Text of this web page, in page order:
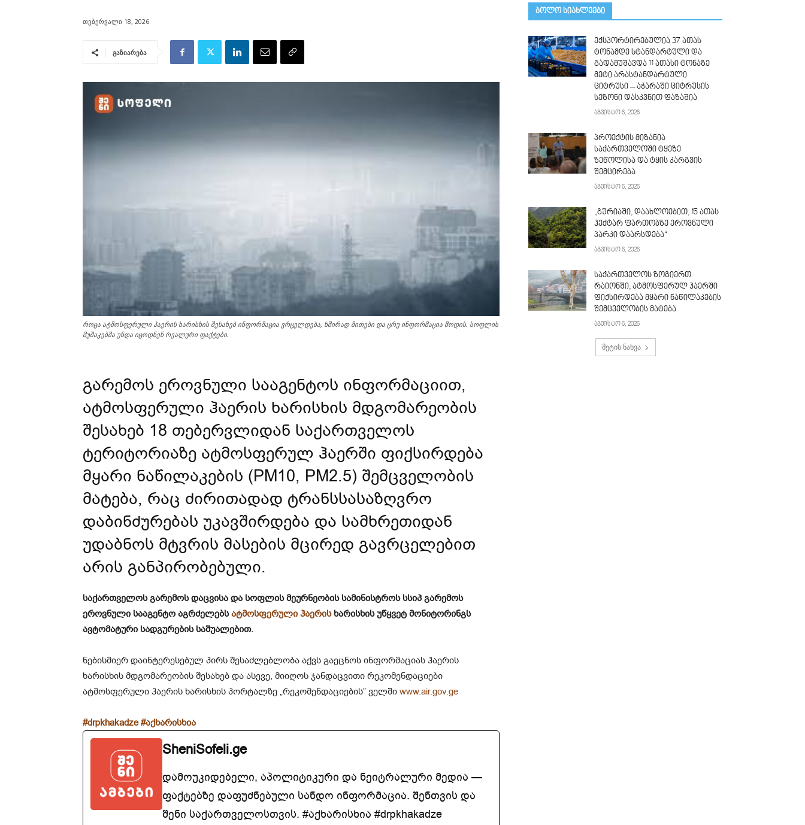
თებერვალი 18, 2026
გაზიარება
როცა ატმოსფერული ჰაერის ხარისხის შესახებ ინფორმაცია ვრცელდება, ხშირად მითები და ცრუ ინფორმაცია მოდის. სოფლის
მუშაკებმა უნდა იცოდნენ რეალური ფაქტები.
გარემოს ეროვნული სააგენტოს ინფორმაციით,
ატმოსფერული ჰაერის ხარისხის მდგომარეობის
შესახებ 18 თებერვლიდან საქართველოს
ტერიტორიაზე ატმოსფერულ ჰაერში ფიქსირდება
მყარი ნაწილაკების (PM10, PM2.5) შემცველობის
მატება, რაც ძირითადად ტრანსსასაზღვრო
დაბინძურებას უკავშირდება და სამხრეთიდან
უდაბნოს მტვრის მასების მცირედ გავრცელებით
არის განპირობებული.
საქართველოს გარემოს დაცვისა და სოფლის მეურნეობის სამინისტროს სსიპ გარემოს
ეროვნული სააგენტო აგრძელებსატმოსფერული ჰაერისხარისხის უწყვეტ მონიტორინგს
ავტომატური სადგურების საშუალებით.
ნებისმიერ დაინტერესებულ პირს შესაძლებლობა აქვს გაეცნოს ინფორმაციას ჰაერის
ხარისხის მდგომარეობის შესახებ და ასევე, მიიღოს ჯანდაცვითი რეკომენდაციები
ატმოსფერული ჰაერის ხარისხის პორტალზე „რეკომენდაციების” ველში www.air.gov.ge
#drpkhakadze #აქხარისხია
SheniSofeli.ge
დამოუკიდებელი, აპოლიტიკური და ნეიტრალური მედია —
ფაქტებზე დაფუძნებული სანდო ინფორმაცია. შენთვის და
შენი საქართველოსთვის. #აქხარისხია #drpkhakadze
ᲑᲝᲚᲝ ᲡᲘᲐᲮᲚᲔᲔᲑᲘ
ექსპორტირებულია 37 ათას
ტონამდე სტანდარტული და
გადამუშავდა 11 ათასი ტონაზე
მეტი არასტანდარტული
ციტრუსი – აჭარაში ციტრუსის
სეზონი დასკვნით ფაზაშია
აგვისტო 6, 2026
პროექტის მიზანია
საქართველოში ტყეზე
ზეწოლისა და ტყის კარგვის
შემცირება
აგვისტო 6, 2026
„გურიაში, დაახლოებით, 15 ათას
ჰექტარ ფართობზე ეროვნული
პარკი დაარსდება“
აგვისტო 6, 2026
საქართველოს ზოგიერთ
რაიონში, ატმოსფერულ ჰაერში
ფიქსირდება მყარი ნაწილაკების
შემცველობის მატება
აგვისტო 6, 2026
მეტის ნახვა